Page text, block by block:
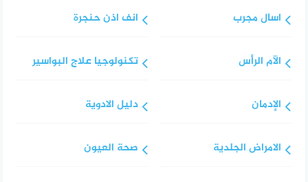
اسال مجرب
الآم الرأس
الإدمان
الامراض الجلدية
انف اذن حنجرة
تكنولوجيا علاج البواسير
دليل الادوية
صحة العيون